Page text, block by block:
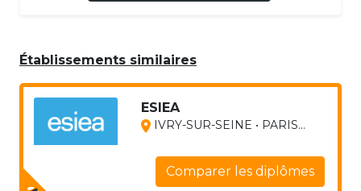
Établissements similaires
ESIEA
IVRY-SUR-SEINE • PARIS...
Comparer les diplômes